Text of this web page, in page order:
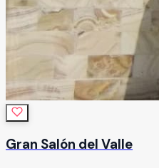
Gran Salón del Valle